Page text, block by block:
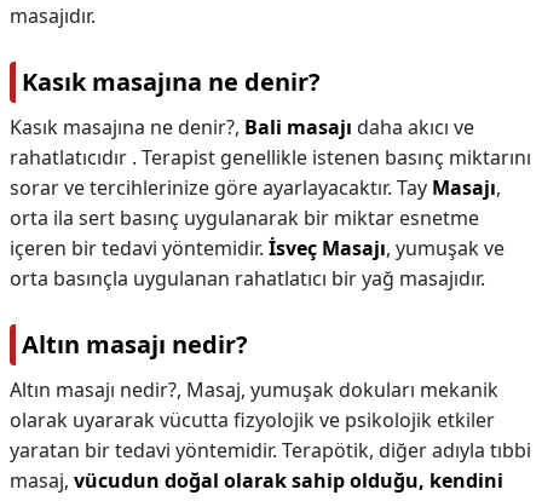
masajıdır.
Kasık masajına ne denir?
Kasık masajına ne denir?, Bali masajı daha akıcı ve
rahatlatıcıdır . Terapist genellikle istenen basınç miktarını
sorar ve tercihlerinize göre ayarlayacaktır. Tay Masajı,
orta ila sert basınç uygulanarak bir miktar esnetme
içeren bir tedavi yöntemidir. İsveç Masajı, yumuşak ve
orta basınçla uygulanan rahatlatıcı bir yağ masajıdır.
Altın masajı nedir?
Altın masajı nedir?, Masaj, yumuşak dokuları mekanik
olarak uyararak vücutta fizyolojik ve psikolojik etkiler
yaratan bir tedavi yöntemidir. Terapötik, diğer adıyla tıbbi
masaj, vücudun doğal olarak sahip olduğu, kendini